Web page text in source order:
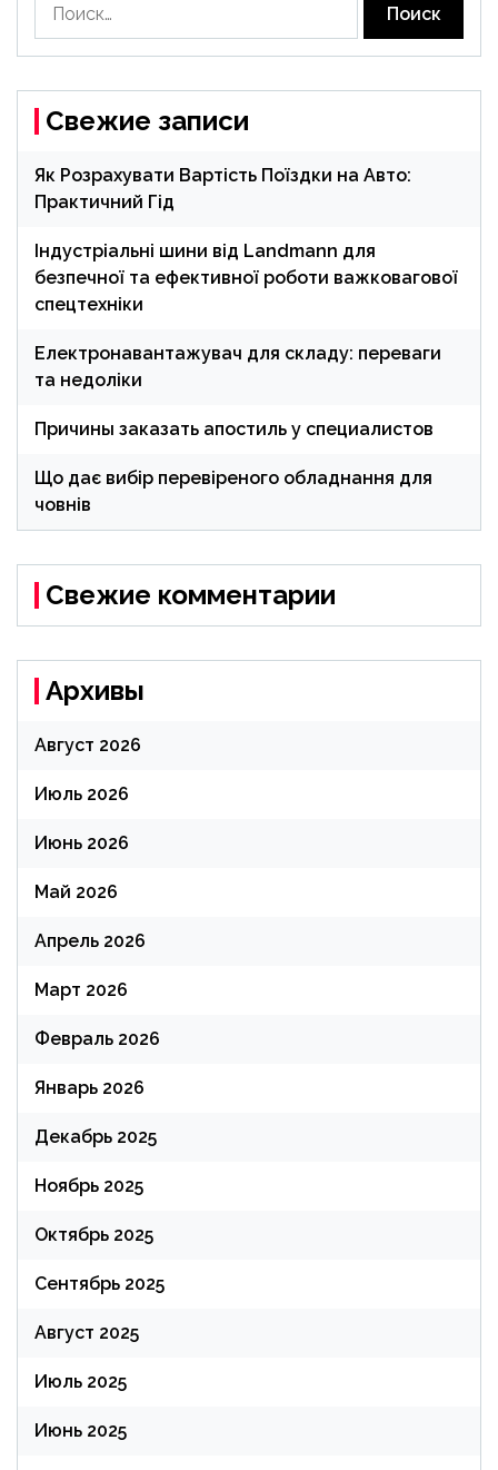
Свежие записи
Як Розрахувати Вартість Поїздки на Авто:
Практичний Гід
Індустріальні шини від Landmann для
безпечної та ефективної роботи важковагової
спецтехніки
Електронавантажувач для складу: переваги
та недоліки
Причины заказать апостиль у специалистов
Що дає вибір перевіреного обладнання для
човнів
Свежие комментарии
Архивы
Август 2026
Июль 2026
Июнь 2026
Май 2026
Апрель 2026
Март 2026
Февраль 2026
Январь 2026
Декабрь 2025
Ноябрь 2025
Октябрь 2025
Сентябрь 2025
Август 2025
Июль 2025
Июнь 2025